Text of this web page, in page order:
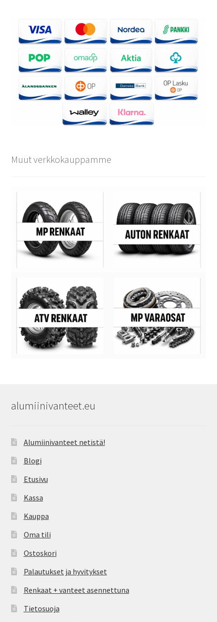
Muut verkkokauppamme
alumiinivanteet.eu
Alumiinivanteet netistä!
Blogi
Etusivu
Kassa
Kauppa
Oma tili
Ostoskori
Palautukset ja hyvitykset
Renkaat + vanteet asennettuna
Tietosuoja